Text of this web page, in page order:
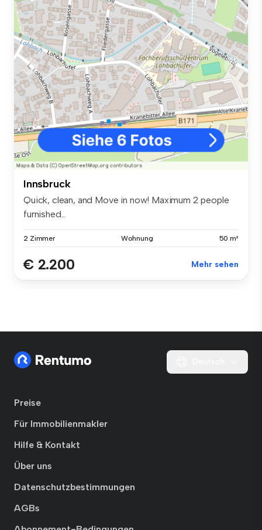
Innsbruck
Quick, clean, and Move in now! Maximum 2 people
furnished...
2 Zimmer Wohnung 50 m²
€ 2.200 Mehr sehen
Preise
Für Immobilienmakler
Hilfe & Kontakt
Über uns
Datenschutzbestimmungen
AGBs